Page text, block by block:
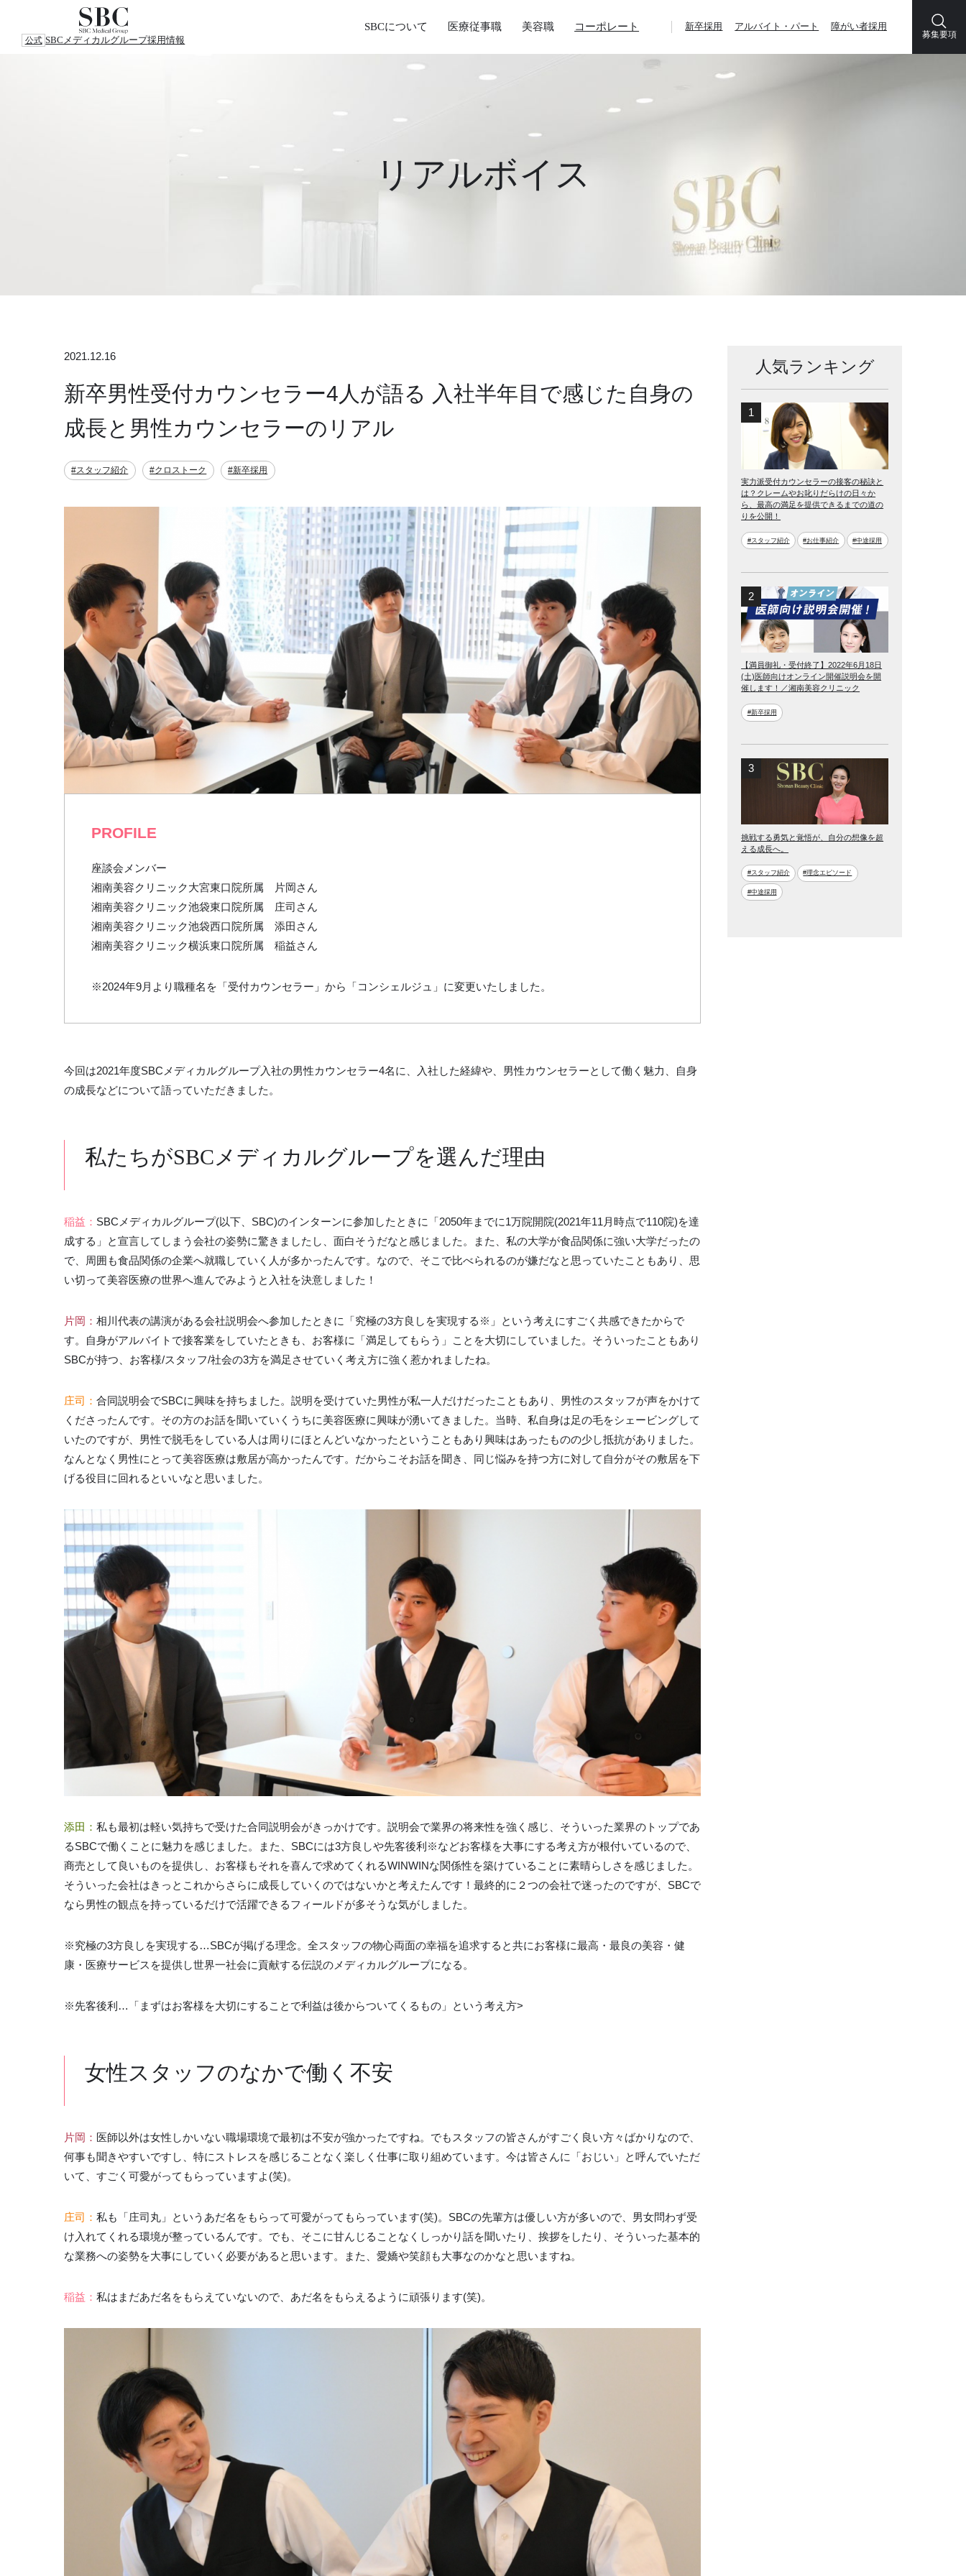
公式 SBCメディカルグループ採用情報
SBCについて 医療従事職 美容職 コーポレート 新卒採用 アルバイト・パート 障がい者採用
募集要項
リアルボイス
2021.12.16
新卒男性受付カウンセラー4人が語る 入社半年目で感じた自身の
成長と男性カウンセラーのリアル
#スタッフ紹介 #クロストーク #新卒採用
PROFILE
座談会メンバー
湘南美容クリニック大宮東口院所属 片岡さん
湘南美容クリニック池袋東口院所属 庄司さん
湘南美容クリニック池袋西口院所属 添田さん
湘南美容クリニック横浜東口院所属 稲益さん
※2024年9月より職種名を「受付カウンセラー」から「コンシェルジュ」に変更いたしました。
今回は2021年度SBCメディカルグループ入社の男性カウンセラー4名に、入社した経緯や、男性カウンセラーとして働く魅力、自身
の成長などについて語っていただきました。
私たちがSBCメディカルグループを選んだ理由
稲益： SBCメディカルグループ(以下、SBC)のインターンに参加したときに「2050年までに1万院開院(2021年11月時点で110院)を達
成する」と宣言してしまう会社の姿勢に驚きましたし、面白そうだなと感じました。また、私の大学が食品関係に強い大学だったの
で、周囲も食品関係の企業へ就職していく人が多かったんです。なので、そこで比べられるのが嫌だなと思っていたこともあり、思
い切って美容医療の世界へ進んでみようと入社を決意しました！
片岡：相川代表の講演がある会社説明会へ参加したときに「究極の3方良しを実現する※」という考えにすごく共感できたからで
す。自身がアルバイトで接客業をしていたときも、お客様に「満足してもらう」ことを大切にしていました。そういったこともあり
SBCが持つ、お客様/スタッフ/社会の3方を満足させていく考え方に強く惹かれましたね。
庄司：合同説明会でSBCに興味を持ちました。説明を受けていた男性が私一人だけだったこともあり、男性のスタッフが声をかけて
くださったんです。その方のお話を聞いていくうちに美容医療に興味が湧いてきました。当時、私自身は足の毛をシェービングして
いたのですが、男性で脱毛をしている人は周りにほとんどいなかったということもあり興味はあったものの少し抵抗がありました。
なんとなく男性にとって美容医療は敷居が高かったんです。だからこそお話を聞き、同じ悩みを持つ方に対して自分がその敷居を下
げる役目に回れるといいなと思いました。
添田：私も最初は軽い気持ちで受けた合同説明会がきっかけです。説明会で業界の将来性を強く感じ、そういった業界のトップであ
るSBCで働くことに魅力を感じました。また、SBCには3方良しや先客後利※などお客様を大事にする考え方が根付いているので、
商売として良いものを提供し、お客様もそれを喜んで求めてくれるWINWINな関係性を築けていることに素晴らしさを感じました。
そういった会社はきっとこれからさらに成長していくのではないかと考えたんです！最終的に２つの会社で迷ったのですが、SBCで
なら男性の観点を持っているだけで活躍できるフィールドが多そうな気がしました。
※究極の3方良しを実現する…SBCが掲げる理念。全スタッフの物心両面の幸福を追求すると共にお客様に最高・最良の美容・健
康・医療サービスを提供し世界一社会に貢献する伝説のメディカルグループになる。
※先客後利…「まずはお客様を大切にすることで利益は後からついてくるもの」という考え方>
女性スタッフのなかで働く不安
片岡： 医師以外は女性しかいない職場環境で最初は不安が強かったですね。でもスタッフの皆さんがすごく良い方々ばかりなので、
何事も聞きやすいですし、特にストレスを感じることなく楽しく仕事に取り組めています。今は皆さんに「おじい」と呼んでいただ
いて、すごく可愛がってもらっていますよ(笑)。
庄司：私も「庄司丸」というあだ名をもらって可愛がってもらっています(笑)。SBCの先輩方は優しい方が多いので、男女問わず受
け入れてくれる環境が整っているんです。でも、そこに甘んじることなくしっかり話を聞いたり、挨拶をしたり、そういった基本的
な業務への姿勢を大事にしていく必要があると思います。また、愛嬌や笑顔も大事なのかなと思いますね。
稲益：私はまだあだ名をもらえていないので、あだ名をもらえるように頑張ります(笑)。
人気ランキング
実力派受付カウンセラーの接客の秘訣と
は？クレームやお叱りだらけの日々か
ら、最高の満足を提供できるまでの道の
りを公開！
#スタッフ紹介 #お仕事紹介 #中途採用
【満員御礼・受付終了】2022年6月18日
(土)医師向けオンライン開催説明会を開
催します！／湘南美容クリニック
#新卒採用
挑戦する勇気と覚悟が、自分の想像を超
える成長へ。
#スタッフ紹介 #理念エピソード
#中途採用